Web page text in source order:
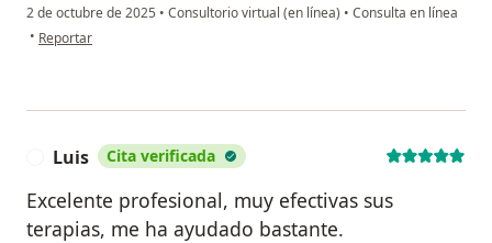
2 de octubre de 2025 • Consultorio virtual (en línea) • Consulta en línea
• en opinión del usuario Juan José
Reportar
Luis Cita verificada
Excelente profesional, muy efectivas sus
terapias, me ha ayudado bastante.